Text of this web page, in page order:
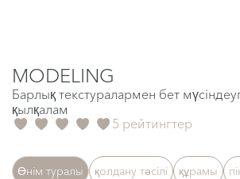
MODELING
Барлық текстуралармен бет
қылқалам
5 рейтингтер
Өнім туралы қолдану тәсілі құрамы